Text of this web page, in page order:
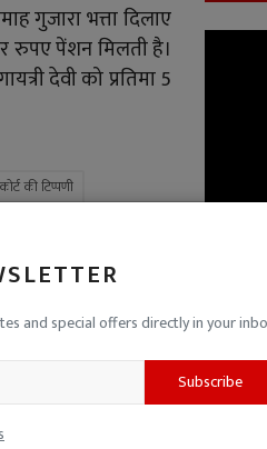
and special offers directly in your
Subscribe
गुजारा भत्ता दिलाए
रुपए पेंशन मिलती है।
देवी को प्रतिमा 5
की टिप्पणी
के बाद भी नहीं बना